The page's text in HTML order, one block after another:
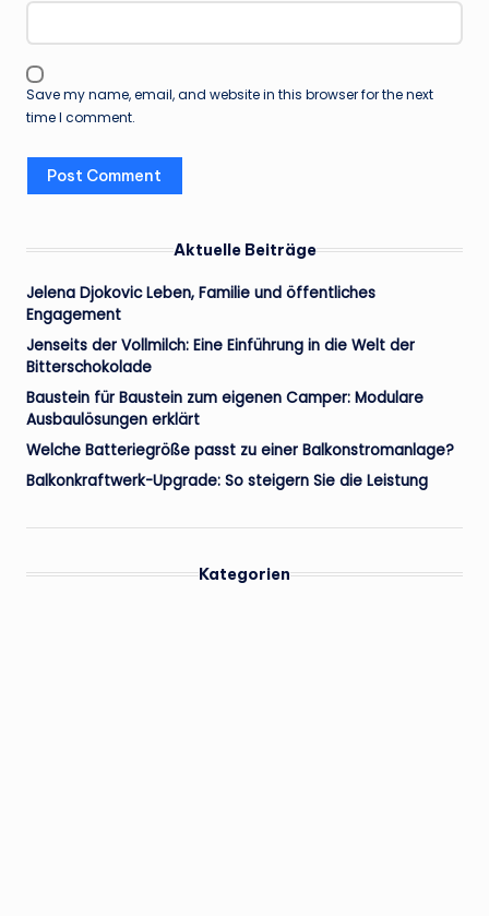
Save my name, email, and website in this browser for the next
time I comment.
Aktuelle Beiträge
Jelena Djokovic Leben, Familie und öffentliches
Engagement
Jenseits der Vollmilch: Eine Einführung in die Welt der
Bitterschokolade
Baustein für Baustein zum eigenen Camper: Modulare
Ausbaulösungen erklärt
Welche Batteriegröße passt zu einer Balkonstromanlage?
Balkonkraftwerk-Upgrade: So steigern Sie die Leistung
Kategorien